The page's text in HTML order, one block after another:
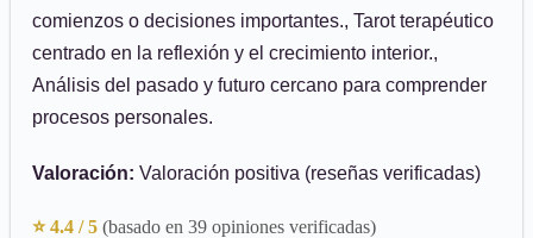
comienzos o decisiones importantes., Tarot terapéutico
centrado en la reflexión y el crecimiento interior.,
Análisis del pasado y futuro cercano para comprender
procesos personales.
Valoración: Valoración positiva (reseñas verificadas)
⭐ 4.4 / 5 (basado en 39 opiniones verificadas)